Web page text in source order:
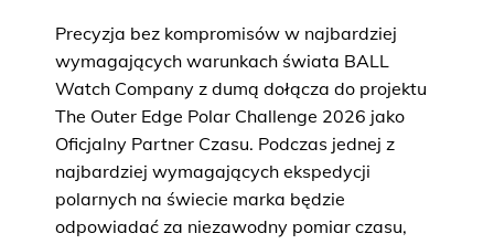
Precyzja bez kompromisów w najbardziej
wymagających warunkach świata BALL
Watch Company z dumą dołącza do projektu
The Outer Edge Polar Challenge 2026 jako
Oficjalny Partner Czasu. Podczas jednej z
najbardziej wymagających ekspedycji
polarnych na świecie marka będzie
odpowiadać za niezawodny pomiar czasu,